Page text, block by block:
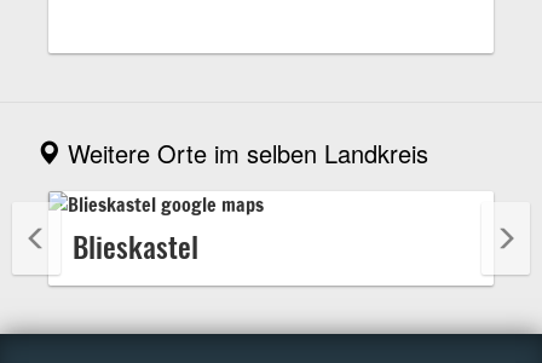
Weitere Orte im selben Landkreis
Blieskastel